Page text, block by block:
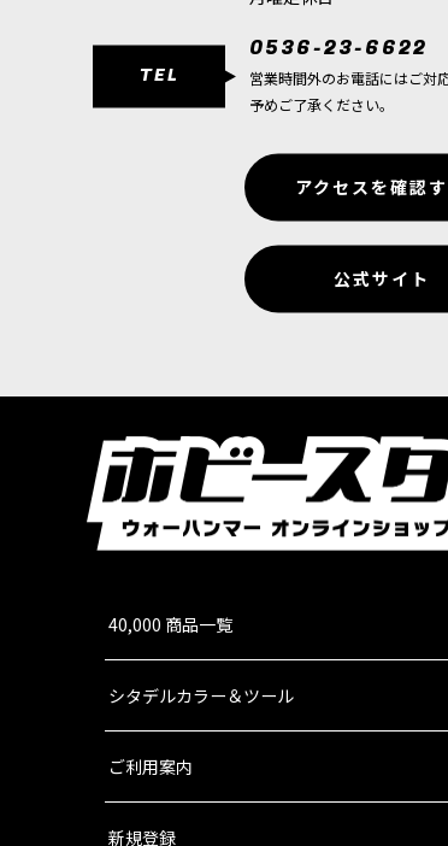
ヘルスミス・オヴ・ハシュットデ
TEL
0536-23-6622
営業時間外のお電話にはご対
予めご了承ください。
アクセスを確認
公式サイト
40,000 商品一覧
シタデルカラー＆ツール
ご利用案内
新規登録